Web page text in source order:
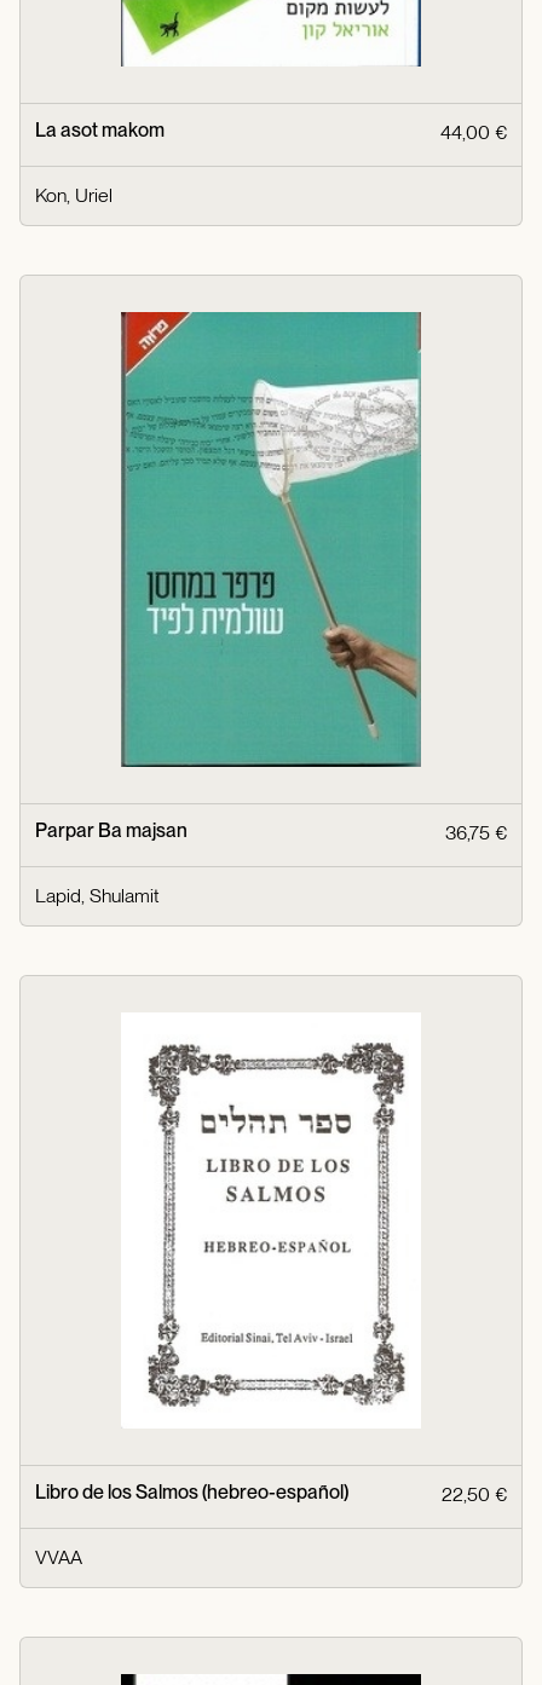
La asot makom 44,00 €
Kon, Uriel
Parpar Ba majsan 36,75 €
Lapid, Shulamit
Libro de los Salmos (hebreo-español) 22,50 €
VVAA